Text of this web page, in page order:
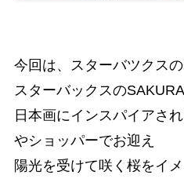
今回は、スターバツクス
スターバックスのSAKURA
日本画にインスパイアさ
やショッパーでお迎え
陽光を受けて咲く桜をイ